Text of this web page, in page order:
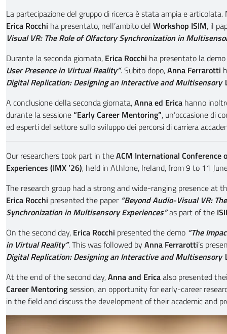
La partecipazione del gruppo di ricerca è stata ampia e
Erica Rocchi ha presentato, nell’ambito del Workshop ISIM, il
Visual VR: The Role of Olfactory Synchronization in
Durante la seconda giornata, Erica Rocchi ha presentato la demo
User Presence in Virtual Reality”. Subito dopo,Anna Ferrarotti
Digital Replication: Designing an Interactive and Multisensory
A conclusione della seconda giornata,Anna ed Erica hanno
durante la sessione“Early Career Mentoring”, un’occasione di
ed esperti del settore sullo sviluppo dei percorsi di carriera
Our researchers took part in theACM International Conference
Experiences (IMX ’26), held in Athlone, Ireland, from 9 to 11
The research group had a strong and wide-ranging presence at
Erica Rocchi presented the paper “Beyond Audio-Visual VR:
Synchronization in Multisensory Experiences”as part of the
On the second day, Erica Rocchi presented the demo “The
in Virtual Reality”. This was followed by Anna Ferrarotti’s
Digital Replication: Designing an Interactive and Multisensory
At the end of the second day,Anna and Ericaalso presented
Career Mentoringsession, an opportunity for early-career
in the field and discuss the development of their academic and